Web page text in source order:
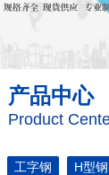
产品中心
Product
工字钢 H型钢